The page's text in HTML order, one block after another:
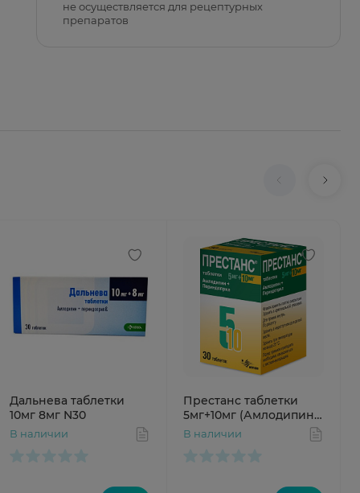
не осуществляется для рецептурных
препаратов
Дальнева таблетки
10мг 8мг N30
В наличии
Престанс таблетки
5мг+10мг (Амлодипин
5мг+Периндоприл
В наличии